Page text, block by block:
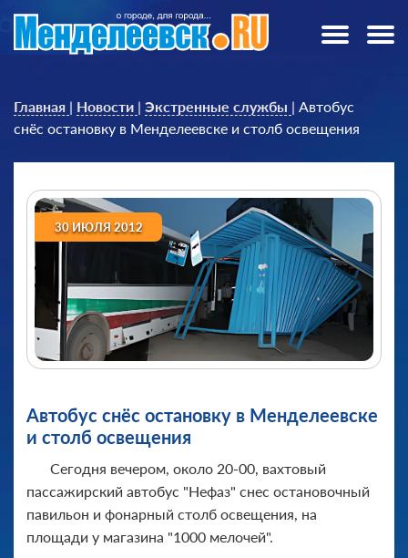
Главная | Новости | Экстренные службы | Автобус
снёс остановку в Менделеевске и столб освещения
30 ИЮЛЯ 2012
Автобус снёс остановку в Менделеевске
и столб освещения
Сегодня вечером, около 20-00, вахтовый
пассажирский автобус "Нефаз" снес остановочный
павильон и фонарный столб освещения, на
площади у магазина "1000 мелочей".